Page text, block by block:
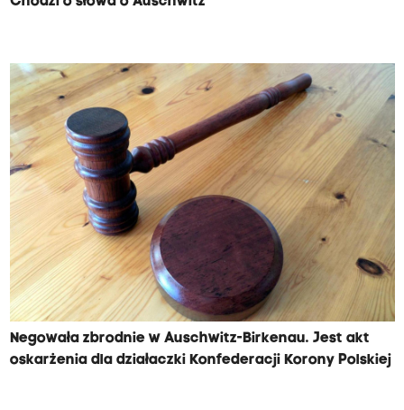
Negowała zbrodnie w Auschwitz-Birkenau. Jest akt
oskarżenia dla działaczki Konfederacji Korony Polskiej